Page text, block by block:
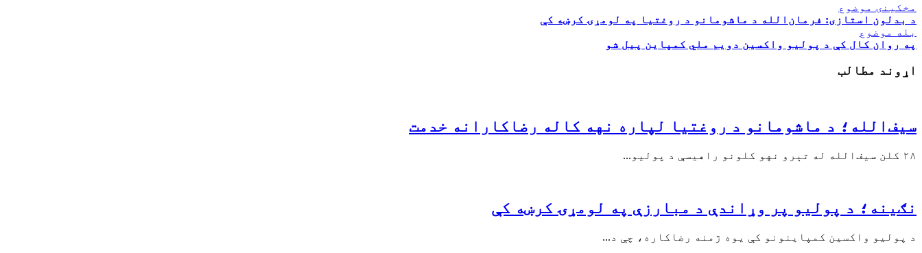
مخکینۍ موضوع
د بدلون استازی: فرمان‌الله د ماشومانو د روغتیا په لومړۍ کرښه کې
بله موضوع
په روان کال کې د پولیو واکسین دویم ملي کمپاین پیل شو
اړوند مطالب
سیف‌الله؛ د ماشومانو د روغتیا لپاره نهه کاله رضاکارانه خدمت
۲۸ کلن سیف‌الله له تېرو نهو کلونو راهیسې د پولیو...
نګینه؛ د پولیو پر وړاندې د مبارزې په لومړۍ کرښه کې
د پولیو واکسین کمپاینونو کې یوه ژمنه رضاکاره، چې د...